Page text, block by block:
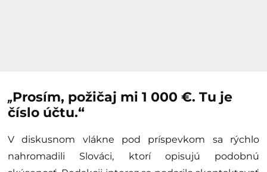
„Prosím, požičaj mi 1 000 €. Tu je
číslo účtu.“
V diskusnom vlákne pod príspevkom sa rýchlo
nahromadili Slováci, ktorí opisujú podobnú